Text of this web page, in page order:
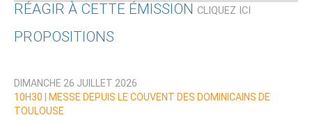
RÉAGIR À CETTE ÉMISSION CLIQUEZ ICI
Nom
PROPOSITIONS
DIMANCHE 26 JUILLET 2026
10H30 |
MESSE DEPUIS LE COUVENT DES DOMINICAINS DE
TOULOUSE